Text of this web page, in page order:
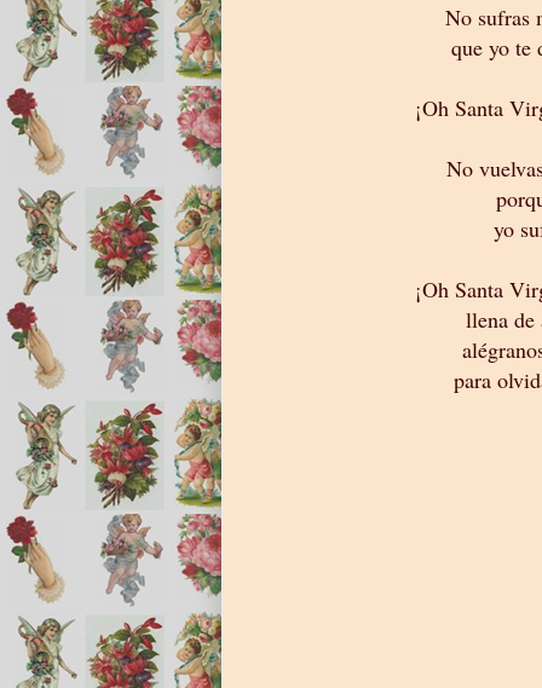
No sufras
que yo te
¡Oh Santa
No
yo
¡Oh Santa
llena de
para